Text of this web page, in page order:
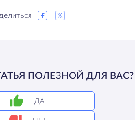
ПОЛЕЗНОЙ ДЛЯ ВАС?
ДА